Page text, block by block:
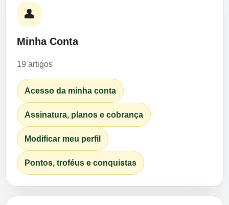
👤
Minha Conta
19 artigos
Acesso da minha conta
Assinatura, planos e cobrança
Modificar meu perfil
Pontos, troféus e conquistas